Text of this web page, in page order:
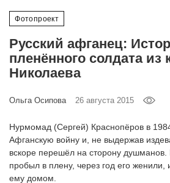
Фотопроект
Русский афганец:
пленённого солдата из
Николаева
Ольга Осипова 26 августа 2015
Нурмомад (Сергей) Краснопёров в
Афганскую войну и, не выдержав
вскоре перешёл на сторону душманов.
пробыл в плену, через год его женили,
ему домом.